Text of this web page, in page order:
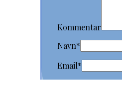
Kommentar
Navn*
Email*